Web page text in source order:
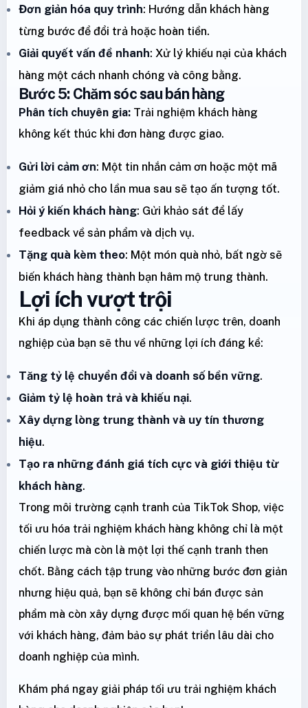
Đơn giản hóa quy trình: Hướng dẫn khách hàng
từng bước để đổi trả hoặc hoàn tiền.
Giải quyết vấn đề nhanh: Xử lý khiếu nại của khách
hàng một cách nhanh chóng và công bằng.
Bước 5: Chăm sóc sau bán hàng
Phân tích chuyên gia: Trải nghiệm khách hàng
không kết thúc khi đơn hàng được giao.
Gửi lời cảm ơn: Một tin nhắn cảm ơn hoặc một mã
giảm giá nhỏ cho lần mua sau sẽ tạo ấn tượng tốt.
Hỏi ý kiến khách hàng: Gửi khảo sát để lấy
feedback về sản phẩm và dịch vụ.
Tặng quà kèm theo: Một món quà nhỏ, bất ngờ sẽ
biến khách hàng thành bạn hâm mộ trung thành.
Lợi ích vượt trội
Khi áp dụng thành công các chiến lược trên, doanh
nghiệp của bạn sẽ thu về những lợi ích đáng kể:
Tăng tỷ lệ chuyển đổi và doanh số bền vững.
Giảm tỷ lệ hoàn trả và khiếu nại.
Xây dựng lòng trung thành và uy tín thương
hiệu.
Tạo ra những đánh giá tích cực và giới thiệu từ
khách hàng.
Trong môi trường cạnh tranh của TikTok Shop, việc
tối ưu hóa trải nghiệm khách hàng không chỉ là một
chiến lược mà còn là một lợi thế cạnh tranh then
chốt. Bằng cách tập trung vào những bước đơn giản
nhưng hiệu quả, bạn sẽ không chỉ bán được sản
phẩm mà còn xây dựng được mối quan hệ bền vững
với khách hàng, đảm bảo sự phát triển lâu dài cho
doanh nghiệp của mình.
Khám phá ngay giải pháp tối ưu trải nghiệm khách